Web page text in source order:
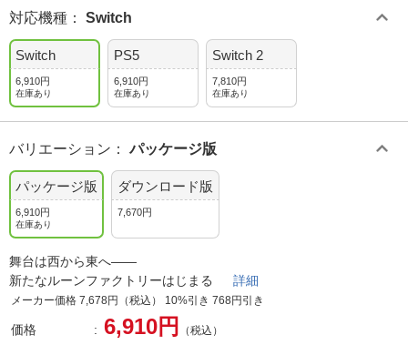
対応機種 ： Switch
Switch
6,910円
在庫あり
PS5
6,910円
在庫あり
Switch 2
7,810円
在庫あり
バリエーション ：パッケージ版
パッケージ版
6,910円
在庫あり
ダウンロード版
7,670円
舞台は西から東へ――
新たなルーンファクトリーはじまる 詳細
メーカー価格 7,678円（税込） 10%引き 768円引き
価格 6,910円 （税込）